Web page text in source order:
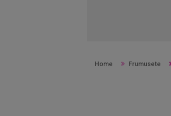
Home Frumusete